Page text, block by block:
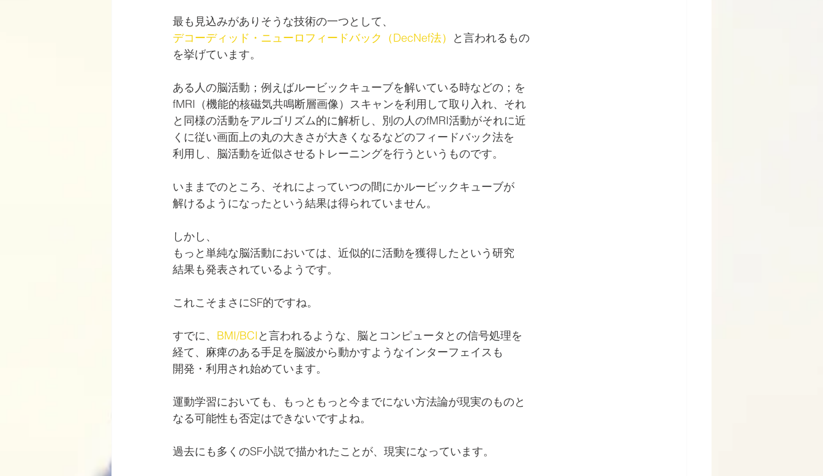
最も見込みがありそうな技術の一つとして、
デコーディッド・ニューロフィードバック（DecNef法）
と言われるもの
を挙げています。
ある人の脳活動；例えばルービックキューブを解いている時などの；を
fMRI（機能的核磁気共鳴断層画像）スキャンを利用して取り入れ、それ
と同様の活動をアルゴリズム的に解析し、別の人のfMRI活動がそれに近
くに従い画面上の丸の大きさが大きくなるなどのフィードバック法を
利用し、脳活動を近似させるトレーニングを行うというものです。
いままでのところ、それによっていつの間にかルービックキューブが
解けるようになったという結果は得られていません。
しかし、
もっと単純な脳活動においては、近似的に活動を獲得したという研究
結果も発表されているようです。
これこそまさにSF的ですね。
すでに、 BMI/BCIと言われるような、脳とコンピュータとの信号処理を
経て、麻痺のある手足を脳波から動かすようなインターフェイスも
開発・利用され始めています。
運動学習においても、もっともっと今までにない方法論が現実のものと
なる可能性も否定はできないですよね。
過去にも多くのSF小説で描かれたことが、現実になっています。